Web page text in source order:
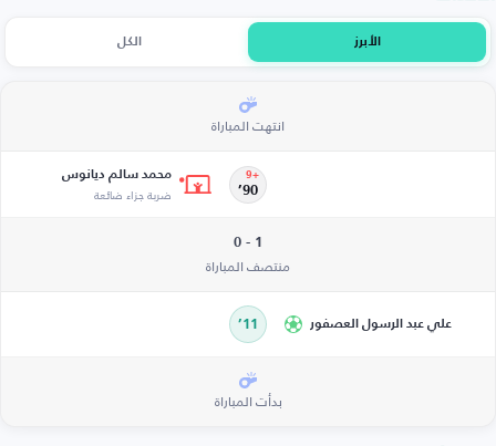
الأبرز الكل
انتهت المباراة
90’
+9 محمد سالم ديانوس
ضربة جزاء ضائعة
1 - 0
منتصف المباراة
علي عبد الرسول العصفور 11’
بدأت المباراة